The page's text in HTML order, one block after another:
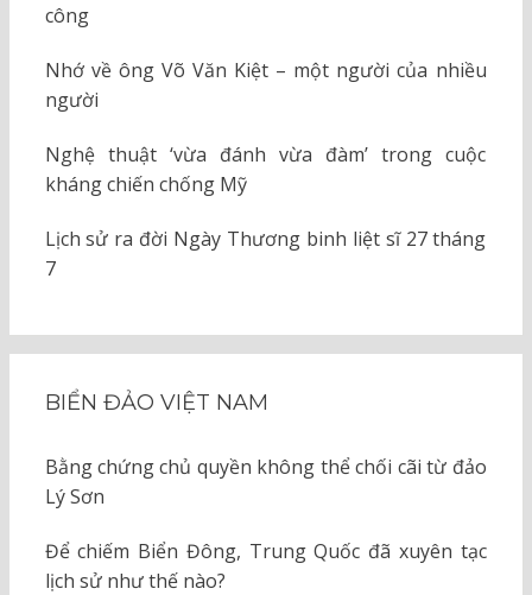
công
Nhớ về ông Võ Văn Kiệt – một người của nhiều
người
Nghệ thuật ‘vừa đánh vừa đàm’ trong cuộc
kháng chiến chống Mỹ
Lịch sử ra đời Ngày Thương binh liệt sĩ 27 tháng
7
BIỂN ĐẢO VIỆT NAM
Bằng chứng chủ quyền không thể chối cãi từ đảo
Lý Sơn
Để chiếm Biển Đông, Trung Quốc đã xuyên tạc
lịch sử như thế nào?